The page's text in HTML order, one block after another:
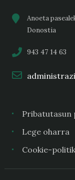
Anoeta
Donostia
943 47 14 63
Pribatutasun
Lege oharra
Cookie-